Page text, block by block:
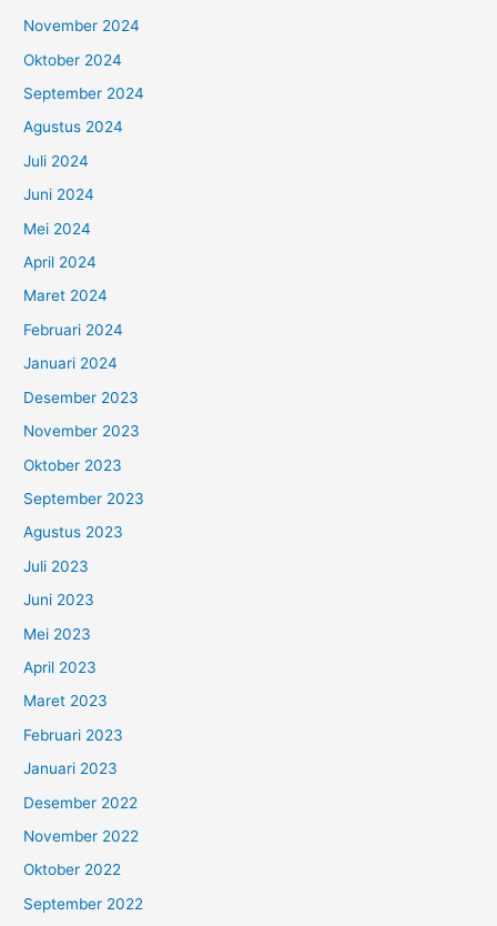
November 2024
Oktober 2024
September 2024
Agustus 2024
Juli 2024
Juni 2024
Mei 2024
April 2024
Maret 2024
Februari 2024
Januari 2024
Desember 2023
November 2023
Oktober 2023
September 2023
Agustus 2023
Juli 2023
Juni 2023
Mei 2023
April 2023
Maret 2023
Februari 2023
Januari 2023
Desember 2022
November 2022
Oktober 2022
September 2022